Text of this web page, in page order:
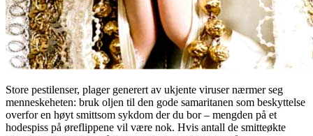
Store pestilenser, plager generert av ukjente viruser nærmer seg
menneskeheten: bruk oljen til den gode samaritanen som beskyttelse
overfor en høyt smittsom sykdom der du bor – mengden på et
hodespiss på øreflippene vil være nok. Hvis antall de smitteøkte